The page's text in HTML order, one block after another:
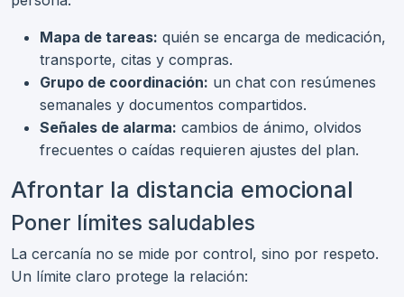
Mapa de tareas: quién se encarga de medicación,
transporte, citas y compras.
Grupo de coordinación: un chat con resúmenes
semanales y documentos compartidos.
Señales de alarma: cambios de ánimo, olvidos
frecuentes o caídas requieren ajustes del plan.
Afrontar la distancia emocional
Poner límites saludables
La cercanía no se mide por control, sino por respeto.
Un límite claro protege la relación: